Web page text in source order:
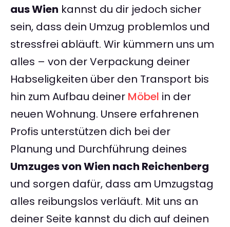
aus Wien kannst du dir jedoch sicher
sein, dass dein Umzug problemlos und
stressfrei abläuft. Wir kümmern uns um
alles – von der Verpackung deiner
Habseligkeiten über den Transport bis
hin zum Aufbau deiner Möbel in der
neuen Wohnung. Unsere erfahrenen
Profis unterstützen dich bei der
Planung und Durchführung deines
Umzuges von Wien nach Reichenberg
und sorgen dafür, dass am Umzugstag
alles reibungslos verläuft. Mit uns an
deiner Seite kannst du dich auf deinen